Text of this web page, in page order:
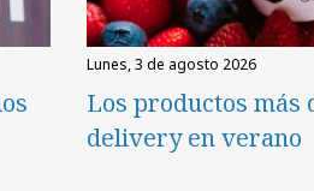
lunes, 3 de agosto 2026
Los productos más
delivery en verano